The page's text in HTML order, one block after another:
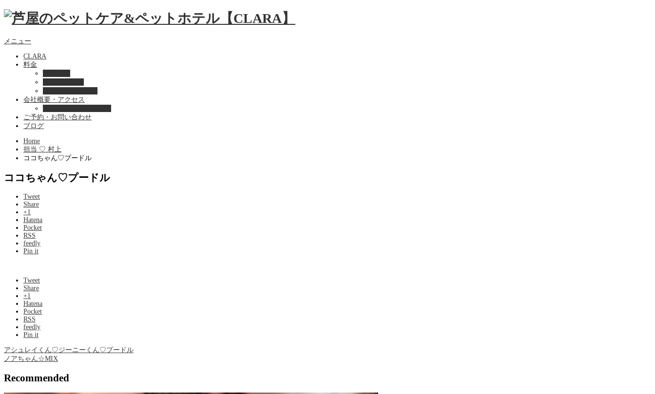
メニュー
CLARA
料金
会社概要・アクセス
ご予約・お問い合わせ
ブログ
Home
担当 ♡ 村上
ココちゃん♡プードル
ココちゃん♡プードル
Tweet
Share
+1
Hatena
Pocket
RSS
feedly
Pin it
Tweet
Share
+1
Hatena
Pocket
RSS
feedly
Pin it
アシュレイくん♡ジーニーくん♡プードル
ノアちゃん☆MIX
Recommended